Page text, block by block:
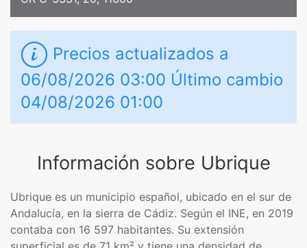
Precios actualizados a
06/08/2026 03:00 Último cambio
04/08/2026 01:00
Información sobre Ubrique
Ubrique es un municipio español, ubicado en el sur de
Andalucía, en la sierra de Cádiz. Según el INE, en 2019
contaba con 16 597 habitantes. Su extensión